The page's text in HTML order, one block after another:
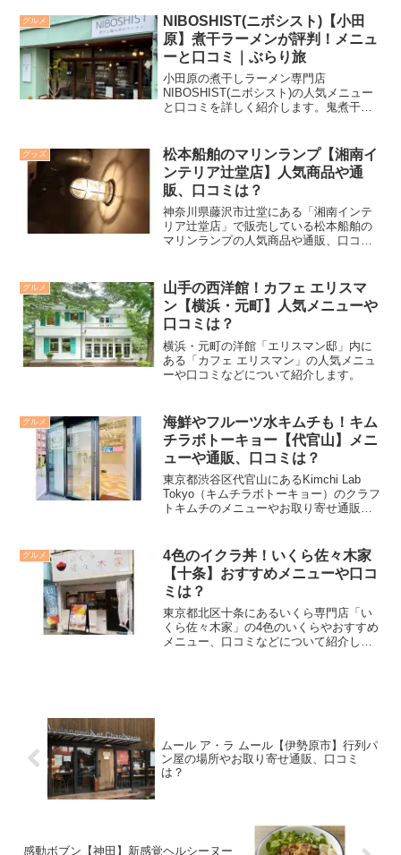
グルメ
NIBOSHIST(ニボシスト)【小田
原】煮干ラーメンが評判！メニュ
ーと口コミ｜ぶらり旅
小田原の煮干しラーメン専門店
NIBOSHIST(ニボシスト)の人気メニュー
と口コミを詳しく紹介します。鬼煮干や
います。
グッズ
松本船舶のマリンランプ【湘南イ
ンテリア辻堂店】人気商品や通
販、口コミは？
神奈川県藤沢市辻堂にある「湘南インテ
リア辻堂店」で販売している松本船舶の
マリンランプの人気商品や通販、口コミ
グルメ
山手の西洋館！カフェ エリスマ
ン【横浜・元町】人気メニューや
口コミは？
横浜・元町の洋館「エリスマン邸」内に
ある「カフェ エリスマン」の人気メニュ
ーや口コミなどについて紹介します。
グルメ
海鮮やフルーツ水キムチも！キム
チラボトーキョー【代官山】メニ
ューや通販、口コミは？
東京都渋谷区代官山にあるKimchi Lab
Tokyo（キムチラボトーキョー）のクラフ
トキムチのメニューやお取り寄せ通販、
グルメ
4色のイクラ丼！いくら佐々木家
【十条】おすすめメニューや口コ
ミは？
東京都北区十条にあるいくら専門店「い
くら佐々木家」の4色のいくらやおすすめ
メニュー、口コミなどについて紹介しま
ムール ア・ラ ムール【伊勢原市】行列パ
ン屋の場所やお取り寄せ通販、口コミ
は？
感動ボブン【神田】新感覚ヘルシーヌー